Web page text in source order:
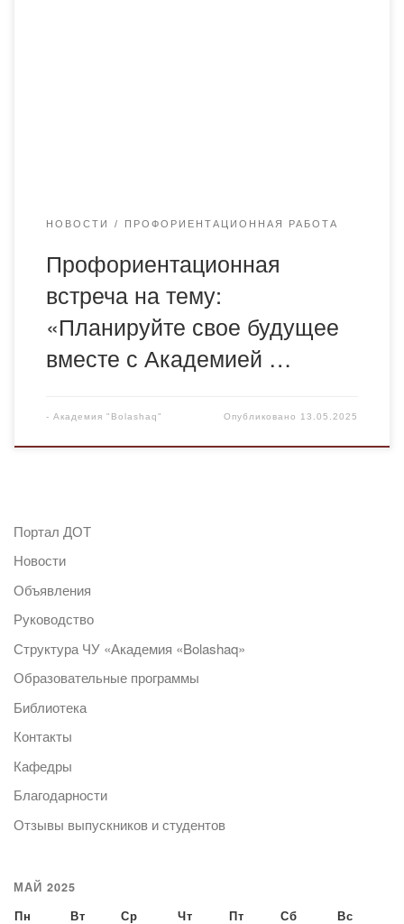
НОВОСТИ ПРОФОРИЕНТАЦИОННАЯ РАБОТА
Профориентационная
встреча на тему:
«Планируйте свое будущее
вместе с Академией …
- Академия "Bolashaq" Опубликовано 13.05.2025
Портал ДОТ
Новости
Объявления
Руководство
Структура ЧУ «Академия «Bolashaq»
Образовательные программы
Библиотека
Контакты
Кафедры
Благодарности
Отзывы выпускников и студентов
МАЙ 2025
Пн Вт Ср Чт Пт Сб Вс